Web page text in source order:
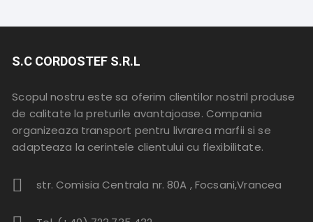
S.C CORDOSTEF S.R.L
Scopul nostru este sa oferim clientilor nostril produse
de calitate la preturile avantajoase. Compania
organizeaza transport pentru livrarea marfii si se
adapteaza la cerintele clientului cu flexibilitate.
str. Comisia Centrala nr. 80A , Focsani,Vrancea